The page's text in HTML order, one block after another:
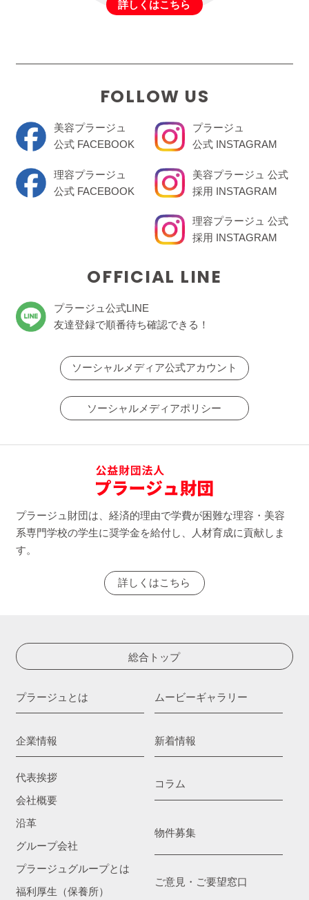
詳しくはこちら
FOLLOW US
美容プラージュ
公式 FACEBOOK
理容プラージュ
公式 FACEBOOK
プラージュ
公式 INSTAGRAM
美容プラージュ 公式
採用 INSTAGRAM
理容プラージュ 公式
採用 INSTAGRAM
OFFICIAL LINE
プラージュ公式LINE
友達登録で順番待ち確認できる！
ソーシャルメディア公式アカウント
ソーシャルメディアポリシー
プラージュ財団は、経済的理由で学費が困難な理容・美容
系専門学校の学生に奨学金を給付し、人材育成に貢献しま
す。
詳しくはこちら
総合トップ
プラージュとは
企業情報
代表挨拶
会社概要
沿革
グループ会社
プラージュグループとは
福利厚生（保養所）
ムービーギャラリー
新着情報
コラム
物件募集
ご意見・ご要望窓口